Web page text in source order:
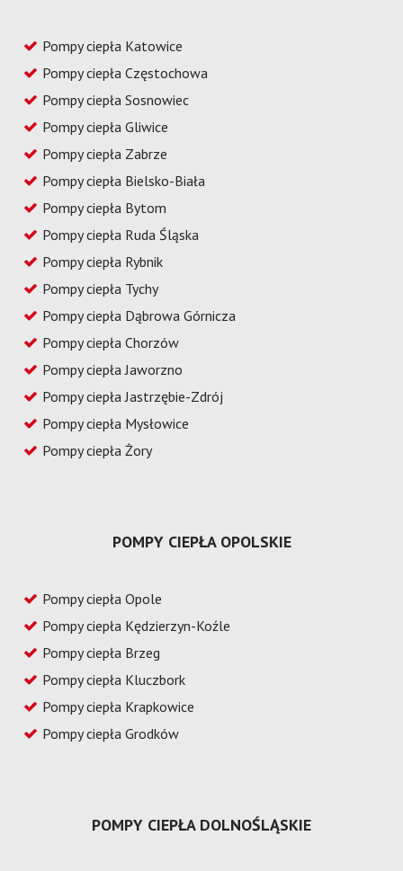
Pompy ciepła Katowice
Pompy ciepła Częstochowa
Pompy ciepła Sosnowiec
Pompy ciepła Gliwice
Pompy ciepła Zabrze
Pompy ciepła Bielsko-Biała
Pompy ciepła Bytom
Pompy ciepła Ruda Śląska
Pompy ciepła Rybnik
Pompy ciepła Tychy
Pompy ciepła Dąbrowa Górnicza
Pompy ciepła Chorzów
Pompy ciepła Jaworzno
Pompy ciepła Jastrzębie-Zdrój
Pompy ciepła Mysłowice
Pompy ciepła Żory
POMPY CIEPŁA OPOLSKIE
Pompy ciepła Opole
Pompy ciepła Kędzierzyn-Koźle
Pompy ciepła Brzeg
Pompy ciepła Kluczbork
Pompy ciepła Krapkowice
Pompy ciepła Grodków
POMPY CIEPŁA DOLNOŚLĄSKIE